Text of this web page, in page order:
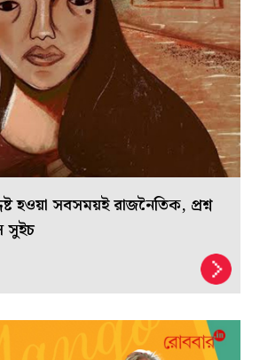
হওয়া সবসময়ই রাজনৈতিক, প্রশ্ন
সুইচ